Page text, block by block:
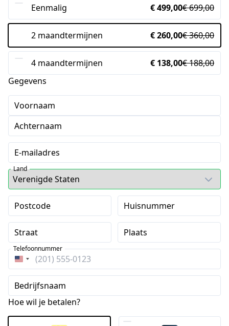
Eenmalig € 499,00€ 699,00
2 maandtermijnen € 260,00€ 360,00
4 maandtermijnen € 138,00€ 188,00
Gegevens
Voornaam
Achternaam
E-mailadres
Land
Postcode Huisnummer
Straat Plaats
Verenigde
Staten
+1
Telefoonnummer
Bedrijfsnaam
Hoe wil je betalen?